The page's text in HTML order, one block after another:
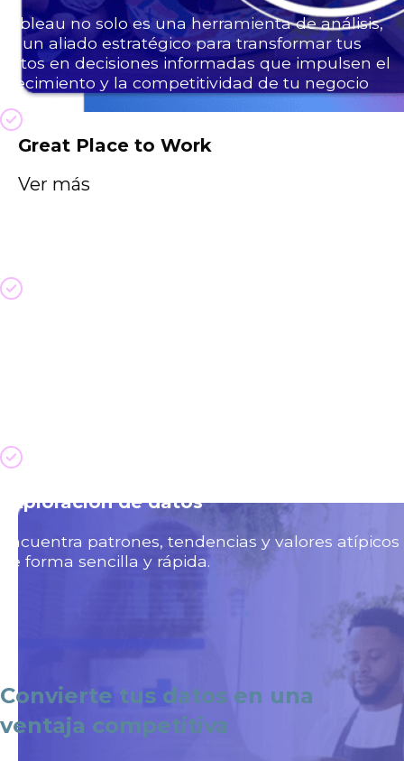
Great Place to Work
Ver más
Tableau no solo es una herramienta de análisis,
es un aliado estratégico para transformar tus
datos en decisiones informadas que impulsen el
crecimiento y la competitividad de tu negocio
Exploración de datos
Encuentra patrones, tendencias y valores atípicos
de forma sencilla y rápida.
Convierte tus datos en una
ventaja competitiva